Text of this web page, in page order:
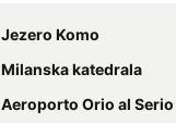
Jezero Komo
Milanska katedrala
Aeroporto Orio al Serio